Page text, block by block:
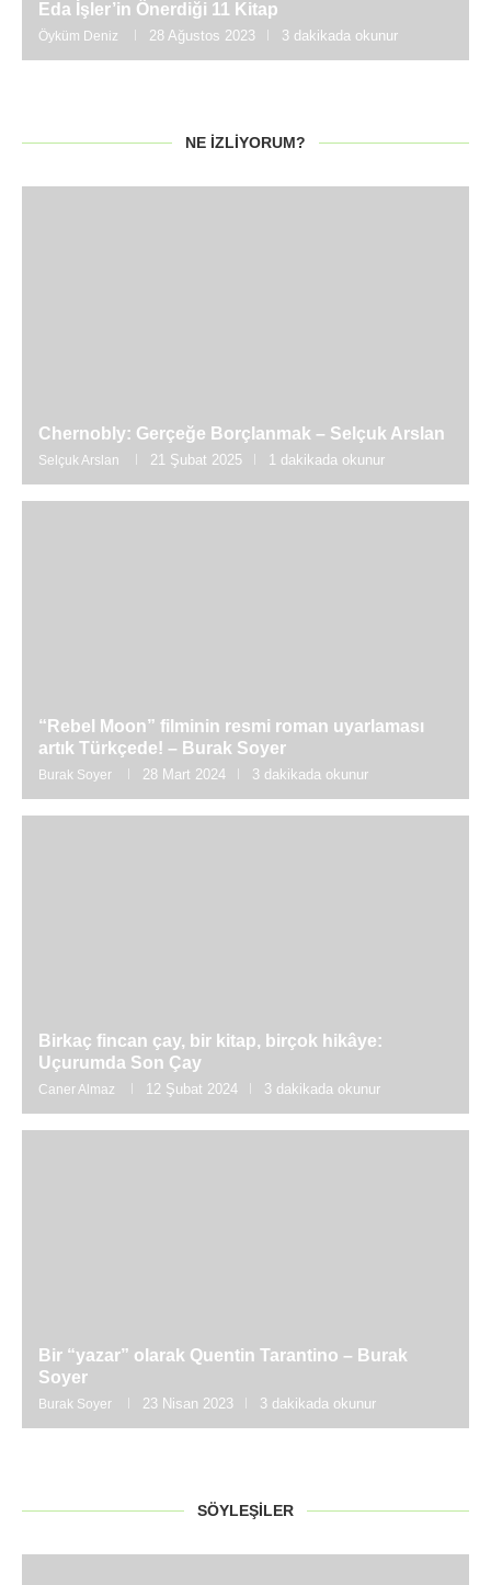
Eda İşler’in Önerdiği 11 Kitap
Öyküm Deniz 28 Ağustos 2023 3 dakikada okunur
NE İZLIYORUM?
Chernobly: Gerçeğe Borçlanmak – Selçuk Arslan
Selçuk Arslan 21 Şubat 2025 1 dakikada okunur
“Rebel Moon” filminin resmi roman uyarlaması
artık Türkçede! – Burak Soyer
Burak Soyer 28 Mart 2024 3 dakikada okunur
Birkaç fincan çay, bir kitap, birçok hikâye:
Uçurumda Son Çay
Caner Almaz 12 Şubat 2024 3 dakikada okunur
Bir “yazar” olarak Quentin Tarantino – Burak
Soyer
Burak Soyer 23 Nisan 2023 3 dakikada okunur
SÖYLEŞILER